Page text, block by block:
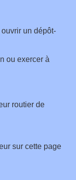
un dépôt-
ou exercer à
routier de
sur cette page